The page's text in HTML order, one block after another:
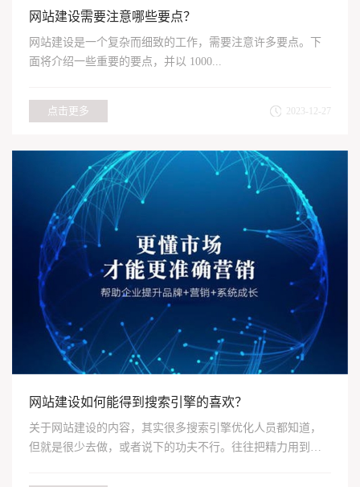
网站建设需要注意哪些要点？
网站建设是一个复杂而细致的工作，需要注意许多要点。下
面将介绍一些重要的要点，并以 1000...
点击更多 2023-12-27
网站建设如何能得到搜索引擎的喜欢？
关于网站建设的内容，其实很多搜索引擎优化人员都知道，
但就是很少去做，或者说下的功夫不行。往往把精力用到了